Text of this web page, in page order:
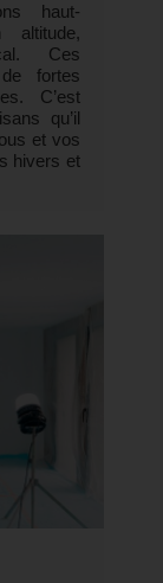
haut-
altitude,
Ces
fortes
C’est
qu’il
et vos
hivers et